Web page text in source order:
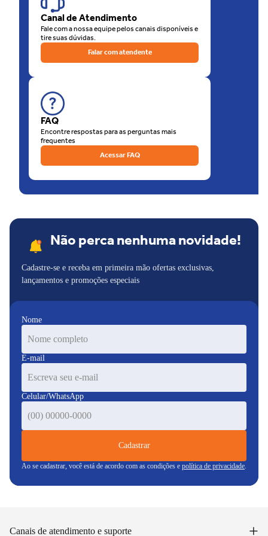
de nossas lojas físicas, há a opção de retirar sua compra na loja.
O que está esperando? Venha para as Lojas Unilar!
Canal de Atendimento
Fale com a nossa equipe pelos canais disponíveis e
tire suas dúvidas.
Falar com atendente
FAQ
Encontre respostas para as perguntas mais
frequentes
Acessar FAQ
Não perca nenhuma novidade!
Cadastre-se e receba em primeira mão ofertas exclusivas,
lançamentos e promoções especiais
Nome
E-mail
Celular/WhatsApp
Cadastrar
Ao se cadastrar, você está de acordo com as condições e política de privacidade
Canais de atendimento e suporte +